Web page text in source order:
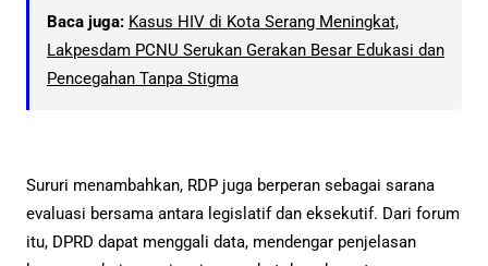
Baca juga: Kasus HIV di Kota Serang Meningkat,
Lakpesdam PCNU Serukan Gerakan Besar Edukasi dan
Pencegahan Tanpa Stigma
Sururi menambahkan, RDP juga berperan sebagai sarana
evaluasi bersama antara legislatif dan eksekutif. Dari forum
itu, DPRD dapat menggali data, mendengar penjelasan